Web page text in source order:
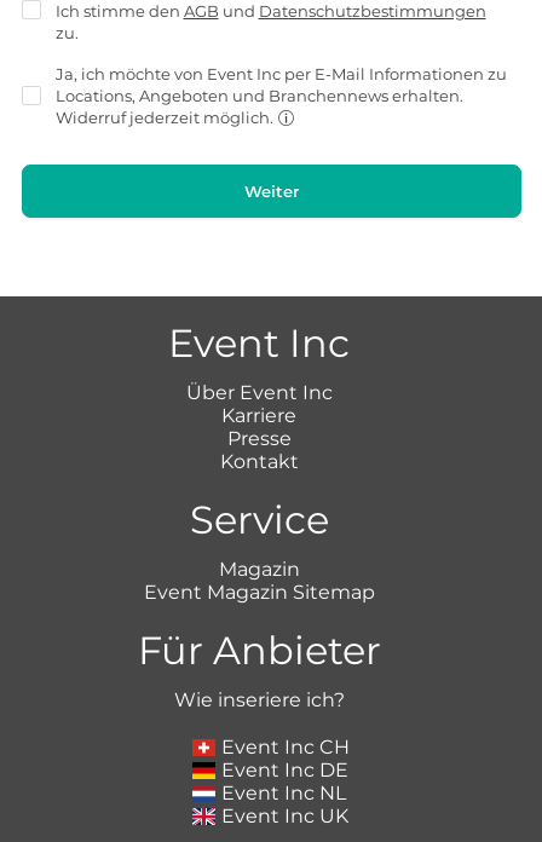
Ich stimme den AGB und Datenschutzbestimmungen
zu.
Ja, ich möchte von Event Inc per E-Mail Informationen zu
Locations, Angeboten und Branchennews erhalten.
Widerruf jederzeit möglich.
Weiter
Event Inc
Über Event Inc
Karriere
Presse
Kontakt
Service
Magazin
Event Magazin Sitemap
Für Anbieter
Wie inseriere ich?
Event Inc CH
Event Inc DE
Event Inc NL
Event Inc UK